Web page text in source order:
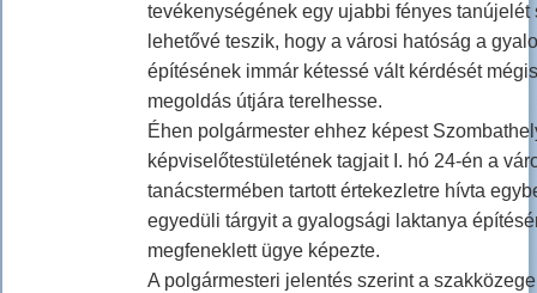
tevékenységének egy ujabbi fényes tanújelét
lehetővé teszik, hogy a városi hatóság a
építésének immár kétessé vált kérdését
megoldás útjára terelhesse.
Éhen polgármester ehhez képest
képviselőtestületének tagjait I. hó 24-én a
tanácstermében tartott értekezletre hívta
egyedüli tárgyit a gyalogsági laktanya
megfeneklett ügye képezte.
A polgármesteri jelentés szerint a